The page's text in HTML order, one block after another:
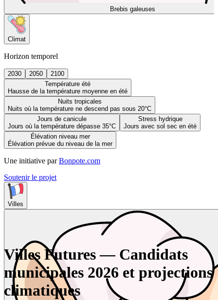
Brebis galeuses
Climat
Horizon temporel
2030 2050
2100
Température été
Hausse de la température moyenne en été
Nuits tropicales
Nuits où la température ne descend pas sous 20°C
Jours de canicule
Jours où la température dépasse 35°C
Stress hydrique
Jours avec sol sec en été
Élévation niveau mer
Élévation prévue du niveau de la mer
Une initiative par Bonpote.com
Soutenir le projet
Villes
Villes Futures — Candidats
municipales 2026 et projections
climatiques